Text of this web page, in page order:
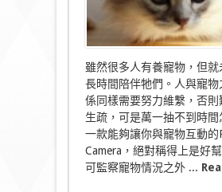
吸
引
物
動〉
中
雖然很多人有養寵物，但就
長時間陪伴牠們。人與寵物
係同樣需要努力維繫，否則
生疏，可是萬一抽不到時間
一款能夠讓你與寵物互動的
Camera，絕對稱得上是好
可監察寵物情況之外 ...